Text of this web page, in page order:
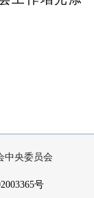
中央委员会
号